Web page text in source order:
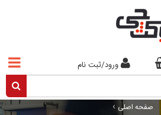
ورود/ثبت نام
صفحه اصلی ›